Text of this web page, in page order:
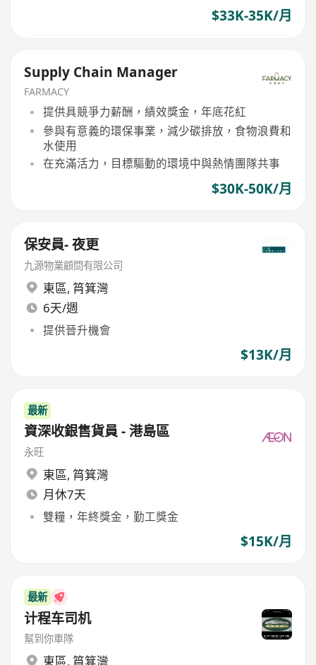
$33K-35K/月
Supply Chain Manager
FARMACY
提供具競爭力薪酬，績效獎金，年底花紅
參與有意義的環保事業，減少碳排放，食物浪費和
水使用
在充滿活力，目標驅動的環境中與熱情團隊共事
$30K-50K/月
保安員- 夜更
九源物業顧問有限公司
東區, 筲箕灣
6天/週
提供晉升機會
$13K/月
最新
資深收銀售貨員 - 港島區
永旺
東區, 筲箕灣
月休7天
雙糧，年終獎金，勤工獎金
$15K/月
最新
计程车司机
幫到你車隊
東區, 筲箕灣